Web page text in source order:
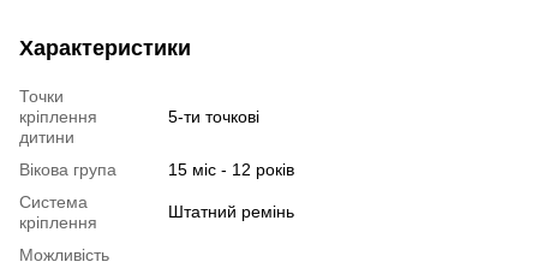
Характеристики
Точки
кріплення
дитини
5-ти точкові
Вікова група
15 міс - 12 років
Система
кріплення
Штатний ремінь
Можливість